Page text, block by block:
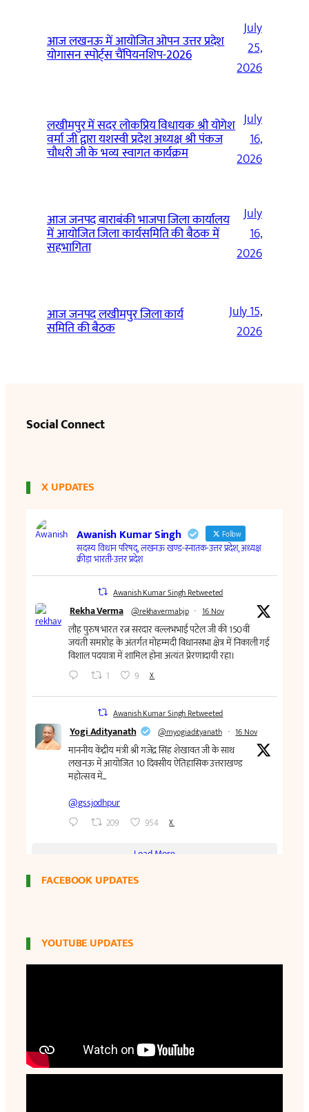
आज लखनऊ में आयोजित ओपन उत्तर प्रदेश
योगासन स्पोर्ट्स चैंपियनशिप-2026
July
25,
2026
लखीमपुर में सदर लोकप्रिय विधायक श्री योगेश
वर्मा जी द्वारा यशस्वी प्रदेश अध्यक्ष श्री पंकज
चौधरी जी के भव्य स्वागत कार्यक्रम
July
16,
2026
आज जनपद बाराबंकी भाजपा जिला कार्यालय
में आयोजित जिला कार्यसमिति की बैठक में
सहभागिता
July
16,
2026
आज जनपद लखीमपुर जिला कार्य
समिति की बैठक
July 15,
2026
Social Connect
X UPDATES
FACEBOOK UPDATES
YOUTUBE UPDATES